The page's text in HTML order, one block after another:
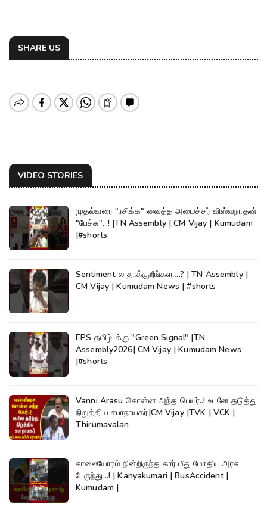
SHARE US
VIDEO STORIES
முதல்வரை "ரசிக்க" வைத்த அமைச்சர் விஸ்வநாதன்
"பேச்சு"...! |TN Assembly | CM Vijay | Kumudam
|#shorts
Sentiment-ல தாக்குறீங்களா..? | TN Assembly |
CM Vijay | Kumudam News | #shorts
EPS தமிழ்-க்கு "Green Signal" |TN
Assembly2026| CM Vijay | Kumudam News
|#shorts
Vanni Arasu சொன்ன அந்த பெயர்..! உடனே தடுத்து
நிறுத்திய சபாநாயகர்|CM Vijay |TVK | VCK |
Thirumavalan
சாலையோரம் நின்றிருந்த கார் மீது மோதிய அரசு
பேருந்து...! | Kanyakumari | BusAccident |
Kumudam |